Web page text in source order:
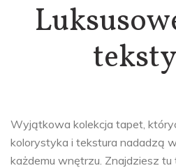
Wyjątkowa kolekcja tapet,
kolorystyka i tekstura nadadzą
każdemu wnętrzu. Znajdziesz